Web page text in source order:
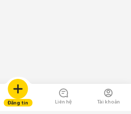
Đăng tin Liên hệ Tài khoản